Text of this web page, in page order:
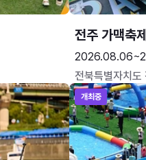
전주 가맥축
전북특별자치도
개최중